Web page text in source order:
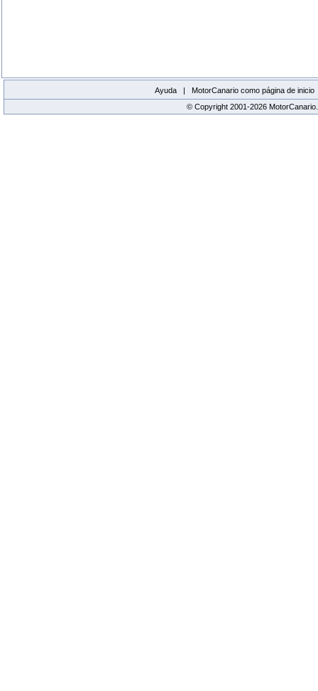
Ayuda | MotorCanario como página de inicio
© Copyright 2001-2026